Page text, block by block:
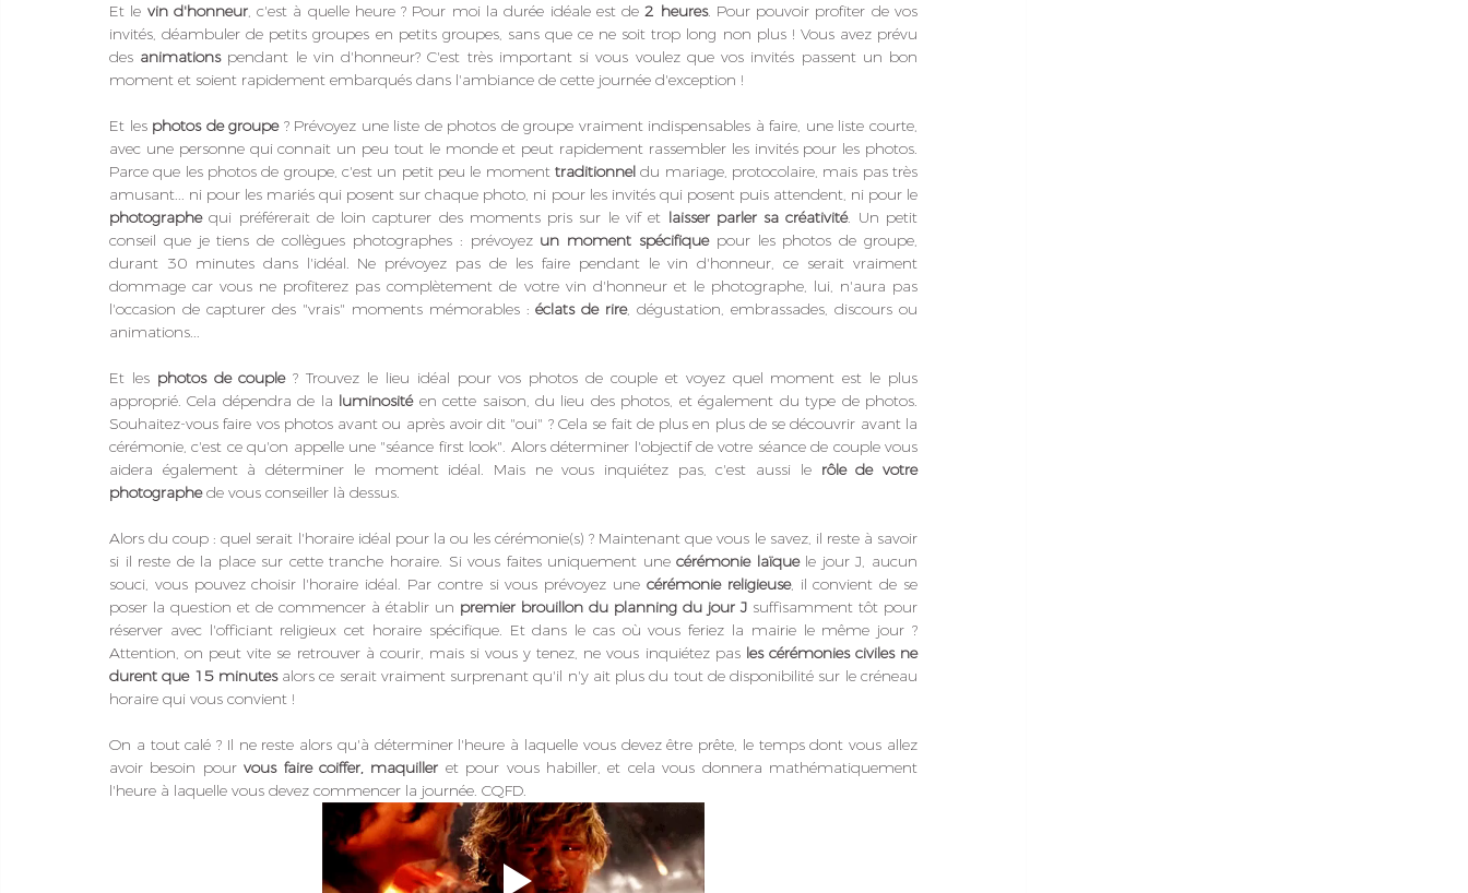
Et le vin d'honneur, c'est à quelle heure ? Pour moi la durée idéale est de 2 heures. Pour pouvoir profiter de vos
invités, déambuler de petits groupes en petits groupes, sans que ce ne soit trop long non plus ! Vous avez prévu
des animations pendant le vin d'honneur? C'est très important si vous voulez que vos invités passent un bon
moment et soient rapidement embarqués dans l'ambiance de cette journée d'exception !
Et les photos de groupe ? Prévoyez une liste de photos de groupe vraiment indispensables à faire, une liste courte,
avec une personne qui connait un peu tout le monde et peut rapidement rassembler les invités pour les photos.
Parce que les photos de groupe, c'est un petit peu le moment traditionnel du mariage, protocolaire, mais pas très
photographe qui préférerait de loin capturer des moments pris sur le vif et laisser parler sa créativité. Un petit
conseil que je tiens de collègues photographes : prévoyez un moment spécifique pour les photos de groupe,
durant 30 minutes dans l'idéal. Ne prévoyez pas de les faire pendant le vin d'honneur, ce serait vraiment
dommage car vous ne profiterez pas complètement de votre vin d'honneur et le photographe, lui, n'aura pas
l'occasion de capturer des "vrais" moments mémorables : éclats de rire, dégustation, embrassades, discours ou
animations...
Et les photos de couple ? Trouvez le lieu idéal pour vos photos de couple et voyez quel moment est le plus
approprié. Cela dépendra de la luminosité en cette saison, du lieu des photos, et également du type de photos.
Souhaitez-vous faire vos photos avant ou après avoir dit "oui" ? Cela se fait de plus en plus de se découvrir avant la
cérémonie, c'est ce qu'on appelle une "séance first look". Alors déterminer l'objectif de votre séance de couple vous
aidera également à déterminer le moment idéal. Mais ne vous inquiétez pas, c'est aussi le rôle de votre
photographe de vous conseiller là dessus.
Alors du coup : quel serait l'horaire idéal pour la ou les cérémonie(s) ? Maintenant que vous le savez, il reste à savoir
si il reste de la place sur cette tranche horaire. Si vous faites uniquement une cérémonie laïque le jour J, aucun
souci, vous pouvez choisir l'horaire idéal. Par contre si vous prévoyez une cérémonie religieuse, il convient de se
poser la question et de commencer à établir un premier brouillon du planning du jour J suffisamment tôt pour
réserver avec l'officiant religieux cet horaire spécifique. Et dans le cas où vous feriez la mairie le même jour ?
Attention, on peut vite se retrouver à courir, mais si vous y tenez, ne vous inquiétez pas les cérémonies civiles ne
durent que 15 minutes alors ce serait vraiment surprenant qu'il n'y ait plus du tout de disponibilité sur le créneau
horaire qui vous convient !
On a tout calé ? Il ne reste alors qu'à déterminer l'heure à laquelle vous devez être prête, le temps dont vous allez
avoir besoin pour vous faire coiffer, maquiller et pour vous habiller, et cela vous donnera mathématiquement
l'heure à laquelle vous devez commencer la journée. CQFD.